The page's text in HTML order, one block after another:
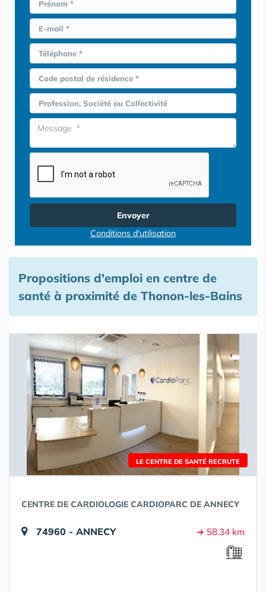
Prénom *
E-mail *
Téléphone *
Code postal de résidence *
Profession, Société ou Collectivité
Envoyer
Conditions d'utilisation
Propositions d'emploi en centre de
santé à proximité de Thonon-les-Bains
LE CENTRE DE SANTÉ RECRUTE
CENTRE DE CARDIOLOGIE CARDIOPARC DE ANNECY
74960 - ANNECY ➔ 58.34 km